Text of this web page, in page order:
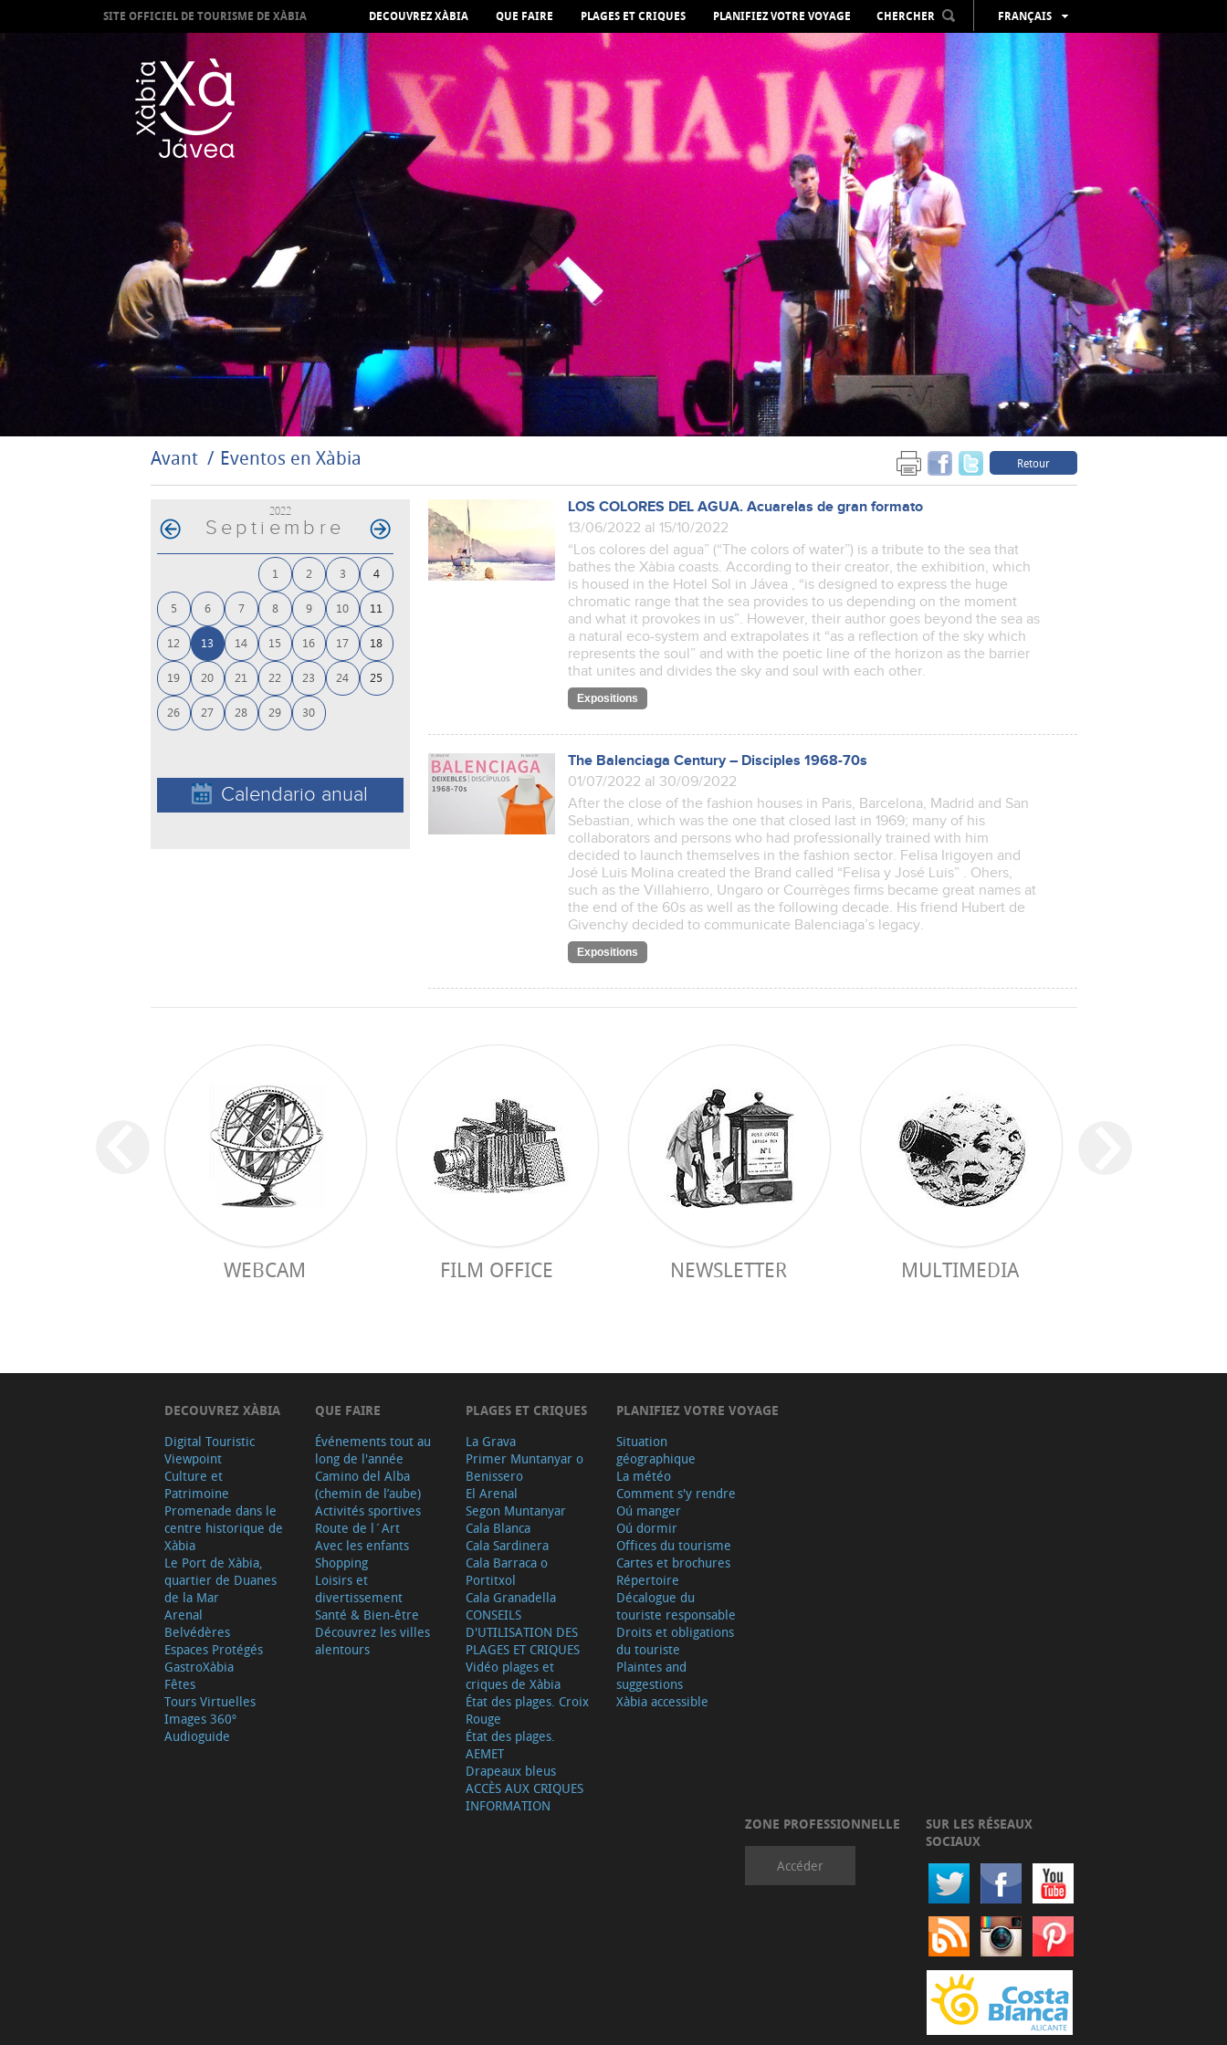
SITE OFFICIEL DE TOURISME DE XÀBIA DECOUVREZ XÀBIA QUE FAIRE PLAGES ET CRIQUES PLANIFIEZ VOTRE VOYAGE CHERCHER
FRANÇAIS
ESPAÑOL
VALENCIÀ
ENGLISH
DEUTSCH
РУССКИЙ
Avant Eventos en Xàbia Retour
2022
Septiembre
1 2 3 4
5 6 7 8 9 10 11
12 13 14 15 16 17 18
19 20 21 22 23 24 25
26 27 28 29 30
Calendario anual
LOS COLORES DEL AGUA. Acuarelas de gran formato
13/06/2022 al 15/10/2022
“Los colores del agua” (“The colors of water”) is a tribute to the sea that
bathes the Xàbia coasts. According to their creator, the exhibition, which
is housed in the Hotel Sol in Jávea , “is designed to express the huge
chromatic range that the sea provides to us depending on the moment
and what it provokes in us”. However, their author goes beyond the sea as
a natural eco-system and extrapolates it “as a reflection of the sky which
represents the soul” and with the poetic line of the horizon as the barrier
that unites and divides the sky and soul with each other.
Expositions
The Balenciaga Century – Disciples 1968-70s
01/07/2022 al 30/09/2022
After the close of the fashion houses in Paris, Barcelona, Madrid and San
Sebastian, which was the one that closed last in 1969; many of his
collaborators and persons who had professionally trained with him
decided to launch themselves in the fashion sector. Felisa Irigoyen and
José Luis Molina created the Brand called “Felisa y José Luis” . Ohers,
such as the Villahierro, Ungaro or Courrèges firms became great names at
the end of the 60s as well as the following decade. His friend Hubert de
Givenchy decided to communicate Balenciaga’s legacy.
Expositions
WEBCAM FILM OFFICE NEWSLETTER MULTIMEDIA
DECOUVREZ XÀBIA
Digital Touristic
Viewpoint
Culture et
Patrimoine
Promenade dans le
centre historique de
Xàbia
Le Port de Xàbia,
quartier de Duanes
de la Mar
Arenal
Belvédères
Espaces Protégés
GastroXàbia
Fêtes
Tours Virtuelles
Images 360º
Audioguide
QUE FAIRE
Événements tout au
long de l'année
Camino del Alba
(chemin de l’aube)
Activités sportives
Route de l´Art
Avec les enfants
Shopping
Loisirs et
divertissement
Santé & Bien-être
Découvrez les villes
alentours
PLAGES ET CRIQUES
La Grava
Primer Muntanyar o
Benissero
El Arenal
Segon Muntanyar
Cala Blanca
Cala Sardinera
Cala Barraca o
Portitxol
Cala Granadella
CONSEILS
D'UTILISATION DES
PLAGES ET CRIQUES
Vidéo plages et
criques de Xàbia
État des plages. Croix
Rouge
État des plages.
AEMET
Drapeaux bleus
ACCÈS AUX CRIQUES
INFORMATION
PLANIFIEZ VOTRE VOYAGE
Situation
géographique
La météo
Comment s'y rendre
Oú manger
Oú dormir
Offices du tourisme
Cartes et brochures
Répertoire
Décalogue du
touriste responsable
Droits et obligations
du touriste
Plaintes and
suggestions
Xàbia accessible
ZONE PROFESSIONNELLE
Accéder
SUR LES RÉSEAUX
SOCIAUX